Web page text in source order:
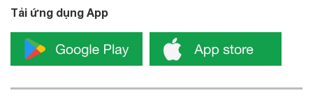
Tải ứng dụng App